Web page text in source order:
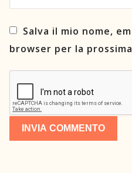
Salva il mio nome,
browser per la